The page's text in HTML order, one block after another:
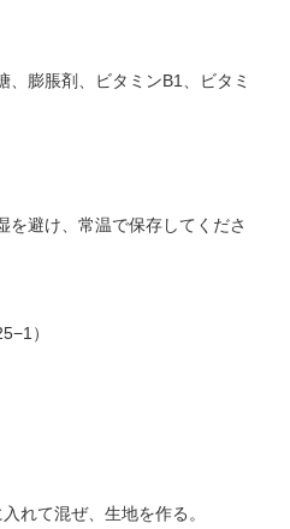
、膨脹剤、ビタミンB1、ビタミ
を避け、常温で保存してくださ
）
れて混ぜ、生地を作る。